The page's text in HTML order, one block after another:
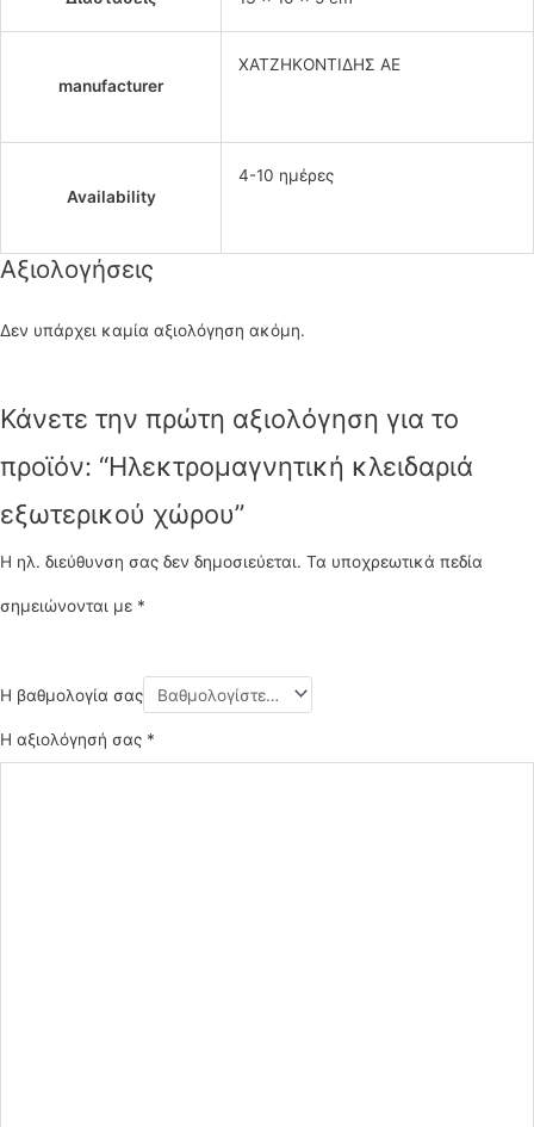
manufacturer
ΧΑΤΖΗΚΟΝΤΙΔΗΣ ΑΕ
Availability
4-10 ημέρες
Αξιολογήσεις
Δεν υπάρχει καμία αξιολόγηση ακόμη.
Κάνετε την πρώτη αξιολόγηση για το
προϊόν: “Ηλεκτρομαγνητική κλειδαριά
εξωτερικού χώρου”
Η ηλ. διεύθυνση σας δεν δημοσιεύεται. Τα υποχρεωτικά πεδία
σημειώνονται με *
Η βαθμολογία σας
Η αξιολόγησή σας *